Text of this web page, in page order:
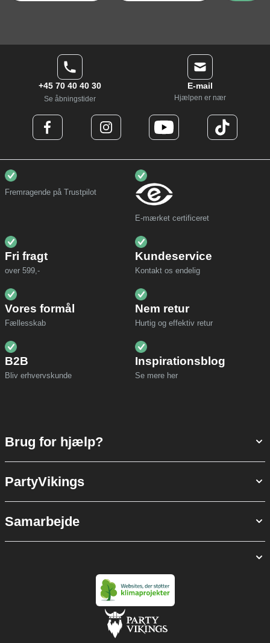
+45 70 40 40 30
Se åbningstider
E-mail
Hjælpen er nær
Fremragende på Trustpilot
E-mærket certificeret
Fri fragt
over 599,-
Kundeservice
Kontakt os endelig
Vores formål
Fællesskab
Nem retur
Hurtig og effektiv retur
B2B
Bliv erhvervskunde
Inspirationsblog
Se mere her
Brug for hjælp?
PartyVikings
Samarbejde